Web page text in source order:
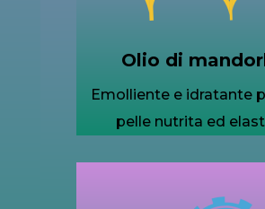
Olio di
Emolliente e idratante
pelle nutrita ed